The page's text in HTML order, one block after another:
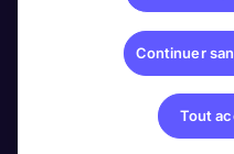
Sites du Groupe
Continuer
Tout